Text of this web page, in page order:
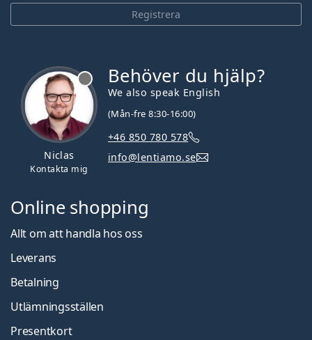
Registrera
Niclas
Kontakta mig
Behöver du hjälp?
We also speak English
(Mån-fre 8:30-16:00)
+46 850 780 578
info@lentiamo.se
Online shopping
Allt om att handla hos oss
Leverans
Betalning
Utlämningsställen
Presentkort